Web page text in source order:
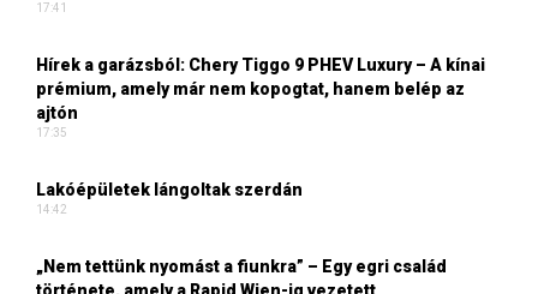
17:41
Hírek a garázsból: Chery Tiggo 9 PHEV Luxury – A kínai
prémium, amely már nem kopogtat, hanem belép az
ajtón
17:35
Lakóépületek lángoltak szerdán
14:42
„Nem tettünk nyomást a fiunkra” – Egy egri család